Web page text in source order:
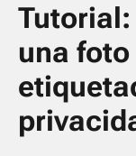
una